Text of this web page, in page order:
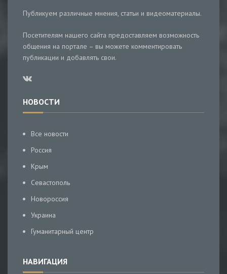
Публикуем различные мнения, статьи и видеоматериалы.
Посетителям нашего сайта предоставляем возможность
общения на портале – вы можете комментировать
публикации и добавлять свои.
НОВОСТИ
Все новости
Россия
Крым
Севастополь
Новороссия
Украина
Гуманитарный центр
НАВИГАЦИЯ